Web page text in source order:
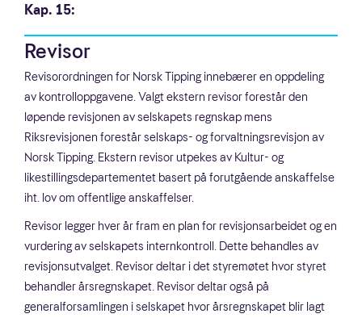
Kap. 15:
Revisor
Revisorordningen for Norsk Tipping innebærer en oppdeling
av kontrolloppgavene. Valgt ekstern revisor forestår den
løpende revisjonen av selskapets regnskap mens
Riksrevisjonen forestår selskaps- og forvaltningsrevisjon av
Norsk Tipping. Ekstern revisor utpekes av Kultur- og
likestillingsdepartementet basert på forutgående anskaffelse
iht. lov om offentlige anskaffelser.
Revisor legger hver år fram en plan for revisjonsarbeidet og en
vurdering av selskapets internkontroll. Dette behandles av
revisjonsutvalget. Revisor deltar i det styremøtet hvor styret
behandler årsregnskapet. Revisor deltar også på
generalforsamlingen i selskapet hvor årsregnskapet blir lagt